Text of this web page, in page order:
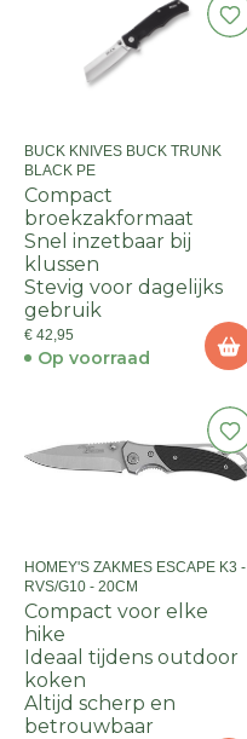
BUCK KNIVES BUCK TRUNK
BLACK PE
Compact
broekzakformaat
Snel inzetbaar bij
klussen
Stevig voor dagelijks
gebruik
€ 42,95
Op voorraad
HOMEY'S ZAKMES ESCAPE K3 -
RVS/G10 - 20CM
Compact voor elke
hike
Ideaal tijdens outdoor
koken
Altijd scherp en
betrouwbaar